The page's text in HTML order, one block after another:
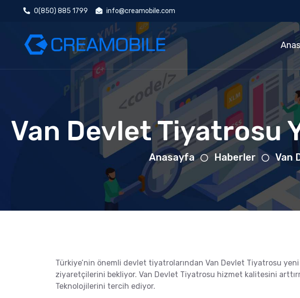
0(850) 885 1799 info@creamobile.com
Van Devlet Tiyatrosu
Anasayfa Haberler Van
Türkiye’nin önemli devlet tiyatrolarından Van Devlet Tiyatrosu yeni
ziyaretçilerini bekliyor. Van Devlet Tiyatrosu hizmet kalitesini
Teknolojilerini tercih ediyor.